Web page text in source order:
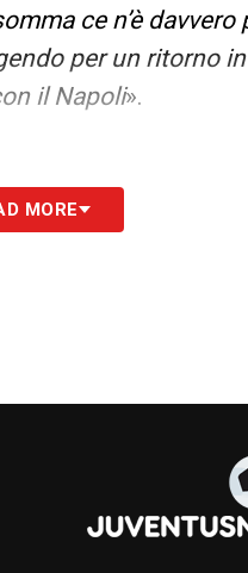
ce n’è
per un ritorno
il Napoli».
MORE